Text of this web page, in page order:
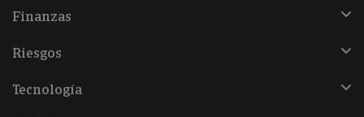
Finanzas
Riesgos
Tecnología